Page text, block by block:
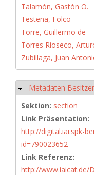
Talamón, Gastón O.
Testena, Folco
Torre, Guillermo de
Torres Ríoseco,
Zubillaga, Juan
Hide
Metadaten Besitzer
Sektion: section
Link Präsentation:
http://digital.iai.spk-
id=790023652
Link Referenz:
http://www.iaicat.de/